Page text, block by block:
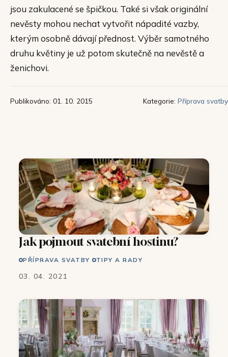
jsou zakulacené se špičkou. Také si však originální
nevěsty mohou nechat vytvořit nápadité vazby,
kterým osobně dávají přednost. Výběr samotného
druhu květiny je už potom skutečně na nevěstě a
ženichovi.
Publikováno: 01. 10. 2015 Kategorie: Příprava svatby
Jak pojmout svatební hostinu?
PŘÍPRAVA SVATBY TIPY A RADY
03. 04. 2021